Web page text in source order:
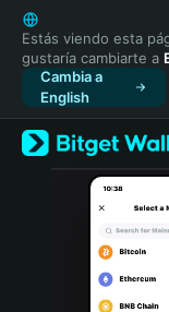
English
日本語
Tiếng Việt
Русский
Español
Türkçe
Italiano
Português (Portugal)
Estás viendo esta
gustaría cambiarte a
Cambia a
English